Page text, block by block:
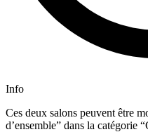
Info
Ces deux salons peuvent être
d’ensemble” dans la catégorie